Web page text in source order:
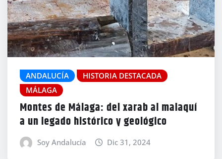
ANDALUCÍA
HISTORIA DESTACADA
MÁLAGA
Montes de Málaga: del xarab al malaquí
a un legado histórico y geológico
Soy Andalucía Dic 31, 2024